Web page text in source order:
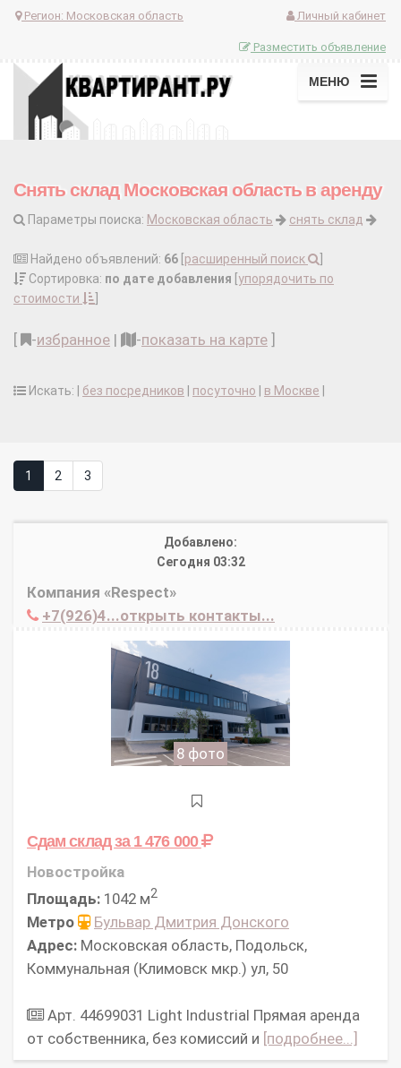
Регион: Московская область Личный кабинет
Разместить объявление
МЕНЮ
Снять склад Московская область в аренду
Параметры поиска: Московская область снять склад
Найдено объявлений: 66 расширенный поиск
Сортировка: по дате добавления упорядочить по
стоимости
-избранное | -показать на карте
Искать: | без посредников посуточно в Москве
1 2 3
Добавлено:
Сегодня 03:32
Компания «Respect»
+7(926)4...открыть контакты...
8 фото
Сдам складза 1 476 000
Новостройка
Площадь: 1042 м2
Метро
Бульвар Дмитрия Донского
Адрес: Московская область, Подольск,
Коммунальная (Климовск мкр.) ул, 50
Арт. 44699031 Light Industrial Прямая аренда
от собственника, без комиссий и [подробнее...]